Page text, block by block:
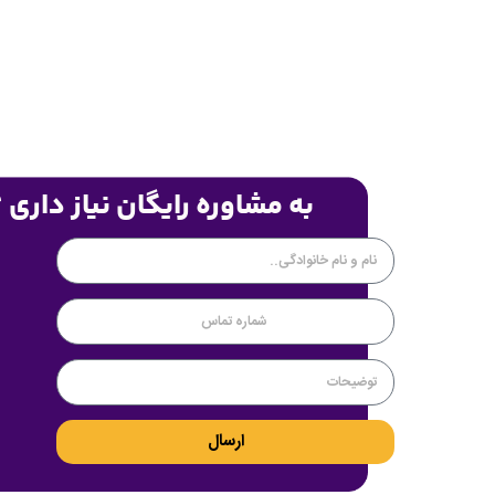
به مشاوره رایگان نیاز
ارسال